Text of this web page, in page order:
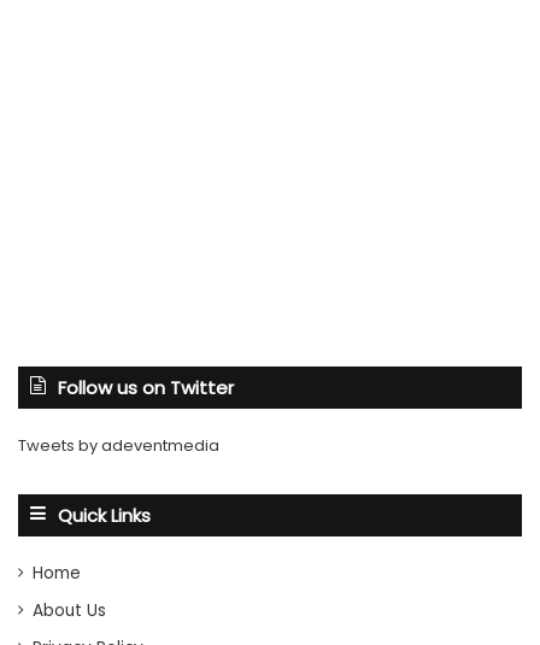
Follow us on Twitter
Tweets by adeventmedia
Quick Links
Home
About Us